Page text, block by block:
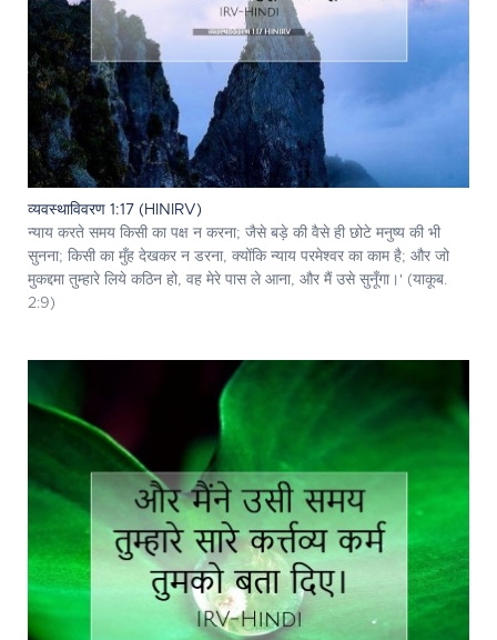
व्यवस्थाविवरण 1:17 (HINIRV)
न्याय करते समय किसी का पक्ष न करना; जैसे बड़े की वैसे ही छोटे मनुष्य की भी
सुनना; किसी का मुँह देखकर न डरना, क्योंकि न्याय परमेश्‍वर का काम है; और जो
मुकद्दमा तुम्हारे लिये कठिन हो, वह मेरे पास ले आना, और मैं उसे सुनूँगा।' (याकूब.
2:9)